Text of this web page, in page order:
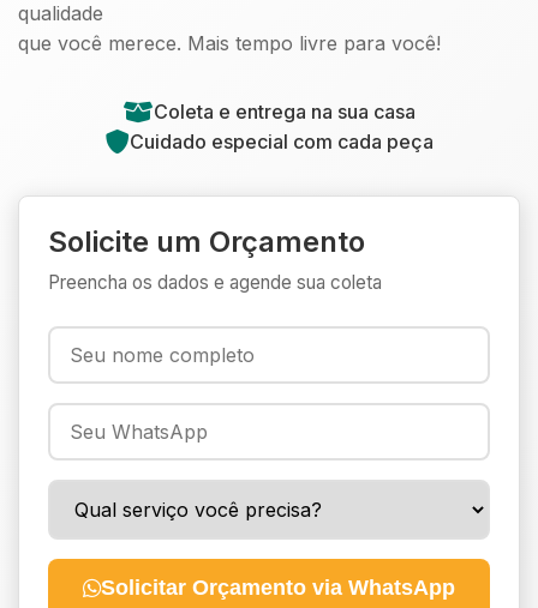
qualidade
que você merece. Mais tempo livre para você!
Coleta e entrega na sua casa
Cuidado especial com cada peça
Solicite um Orçamento
Preencha os dados e agende sua coleta
Solicitar Orçamento via WhatsApp